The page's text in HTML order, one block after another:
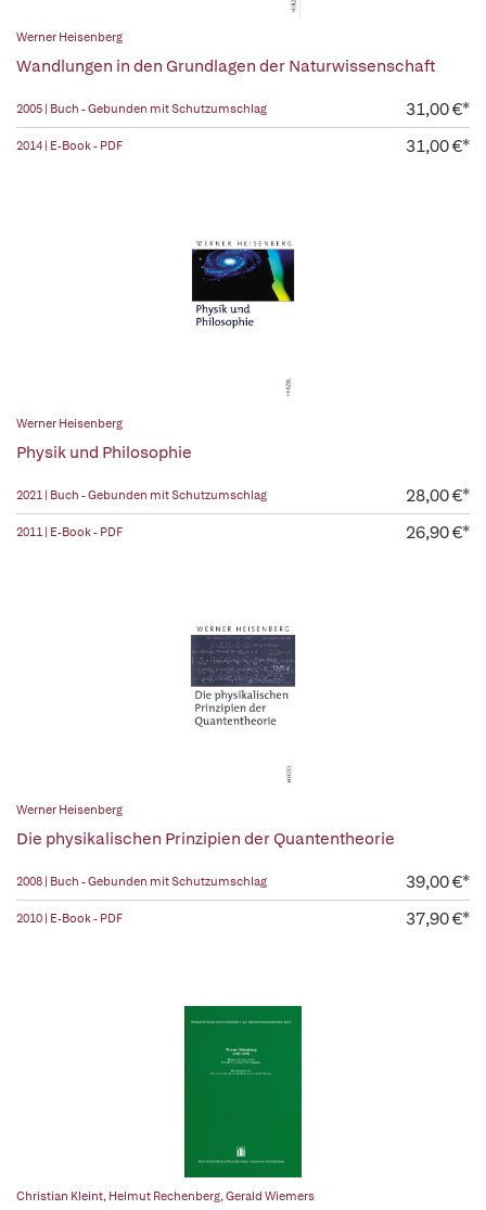
Werner Heisenberg
Wandlungen in den Grundlagen der Naturwissenschaft
2005 | Buch - Gebunden mit Schutzumschlag 31,00 €*
2014 | E-Book - PDF 31,00 €*
Werner Heisenberg
Physik und Philosophie
2021 | Buch - Gebunden mit Schutzumschlag 28,00 €*
2011 | E-Book - PDF 26,90 €*
Werner Heisenberg
Die physikalischen Prinzipien der Quantentheorie
2008 | Buch - Gebunden mit Schutzumschlag 39,00 €*
2010 | E-Book - PDF 37,90 €*
Christian Kleint, Helmut Rechenberg,Gerald Wiemers